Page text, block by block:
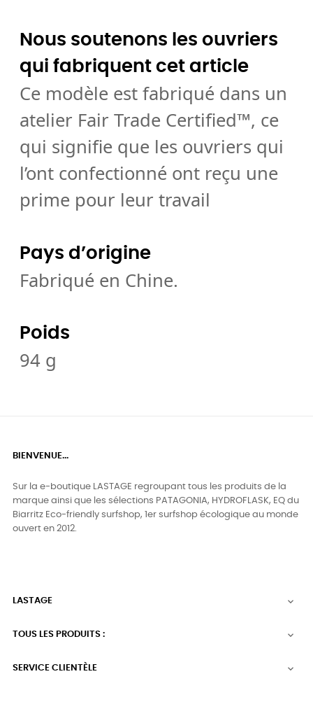
Nous soutenons les ouvriers
qui fabriquent cet article
Ce modèle est fabriqué dans un
atelier Fair Trade Certified™, ce
qui signifie que les ouvriers qui
l’ont confectionné ont reçu une
prime pour leur travail
Pays d’origine
Fabriqué en Chine.
Poids
94 g
BIENVENUE...
Sur la e-boutique LASTAGE regroupant tous les produits de la
marque ainsi que les sélections PATAGONIA, HYDROFLASK, EQ du
Biarritz Eco-friendly surfshop, 1er surfshop écologique au monde
ouvert en 2012.
LASTAGE 
TOUS LES PRODUITS : 
SERVICE CLIENTÈLE 